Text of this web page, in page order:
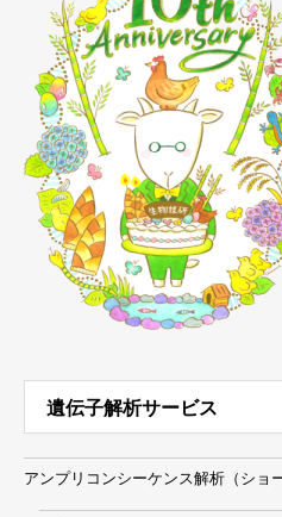
遺伝子解析サービス
アンプリコンシーケンス解析（ショ